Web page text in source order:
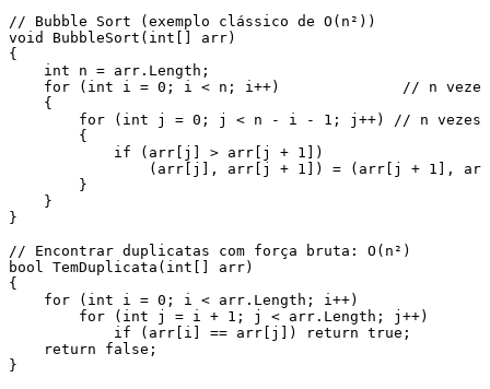
// Bubble Sort (exemplo clássico de O(n²))
void
BubbleSort ( int [] arr)
{
    int
n = arr . Length ;
    for
( int i = 0 ; i < n; i++) // n vezes
    {
        for
( int j = 0 ; j < n - i - 1 ; j ++) // n vezes
        {
            if
( arr [j] > arr [j + 1 ])
                (arr[j]
, arr[j + 1]) = ( arr [j + 1 ,
arr
        }
    }
}
// Encontrar duplicatas com força bruta: O(n²)
bool TemDuplicata ( int [] arr)
{
    for
( int i = 0 ; i < arr . Length ; i++)
        for
( int j = i + 1 ; j < arr . Length ; j ++)
            if
( arr [i] == arr [j]) return true ;
    return
false ;
}